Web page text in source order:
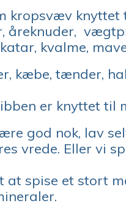
kropsvæv knyttet
åreknuder,
kvalme,
kæbe, tænder,
er knyttet til
god nok, lav
vrede. Eller vi
spise et stort